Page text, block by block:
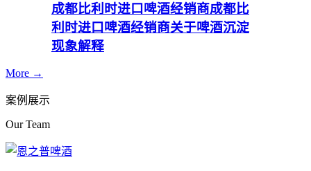
成都比利时进口啤酒经销商成都比
利时进口啤酒经销商关于啤酒沉淀
现象解释
More →
案例展示
Our Team